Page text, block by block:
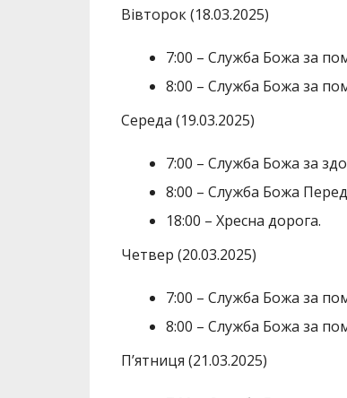
Вівторок (18.03.2025)
7:00 – Служба Божа за
8:00 – Служба Божа за
Середа (19.03.2025)
7:00 – Служба Божа за
8:00 – Служба Божа
18:00 – Хресна дорога.
Четвер (20.03.2025)
7:00 – Служба Божа за
8:00 – Служба Божа за
П’ятниця (21.03.2025)